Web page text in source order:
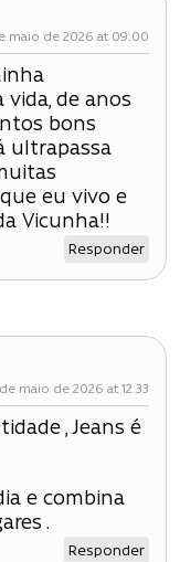
maio de 2026 at 09:00
de anos
bons
ultrapassa
eu vivo e
Vicunha!!
Responder
maio de 2026 at 12:33
, Jeans é
e combina
.
Responder